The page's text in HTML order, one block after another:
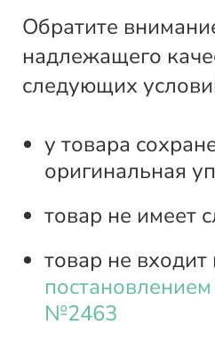
Обратите
надлежащего
следующих
у товара
оригинальная
товар не имеет
товар не входит
№2463